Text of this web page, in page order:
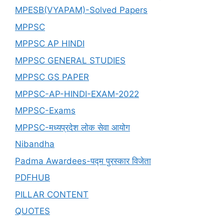
MPESB(VYAPAM)-Solved Papers
MPPSC
MPPSC AP HINDI
MPPSC GENERAL STUDIES
MPPSC GS PAPER
MPPSC-AP-HINDI-EXAM-2022
MPPSC-Exams
MPPSC-मध्यप्रदेश लोक सेवा आयोग
Nibandha
Padma Awardees-पद्म पुरस्कार विजेता
PDFHUB
PILLAR CONTENT
QUOTES